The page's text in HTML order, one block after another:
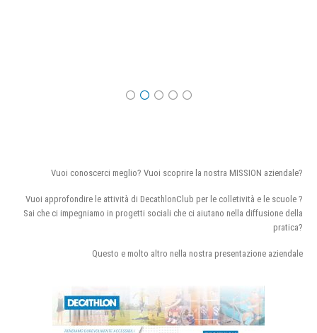
Vuoi conoscerci meglio? Vuoi scoprire la nostra MISSION aziendale?
Vuoi approfondire le attività di DecathlonClub per le colletività e le scuole ?
Sai che ci impegniamo in progetti sociali che ci aiutano nella diffusione della
pratica?
Questo e molto altro nella nostra presentazione aziendale